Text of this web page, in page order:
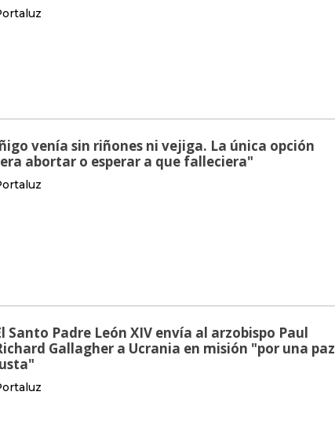
venía sin riñones ni vejiga. La única opción
abortar o esperar a que falleciera"
Santo Padre León XIV envía al arzobispo Paul
Gallagher a Ucrania en misión "por una paz